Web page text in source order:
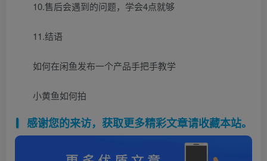
10.售后会遇到的问题，学会4点就够
11.结语
如何在闲鱼发布一个产品手把手教学
小黄鱼如何拍
感谢您的来访，获取更多精彩文章请收藏本站。